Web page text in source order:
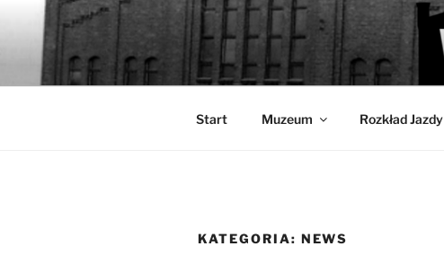
Przejdź
WALCOWNIA
Muzeum Hutnictwa Cynku
Start Muzeum Rozkład Jazdy
KATEGORIA: NEWS